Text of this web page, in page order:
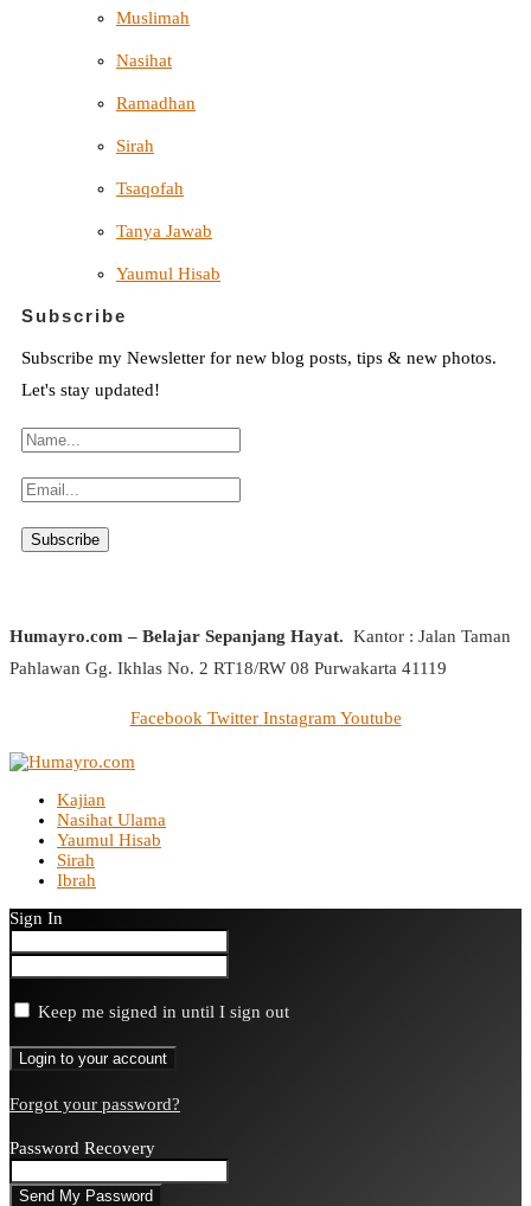
Muslimah
Nasihat
Ramadhan
Sirah
Tsaqofah
Tanya Jawab
Yaumul Hisab
Subscribe
Subscribe my Newsletter for new blog posts, tips & new photos.
Let's stay updated!
Humayro.com – Belajar Sepanjang Hayat. Kantor : Jalan Taman
Pahlawan Gg. Ikhlas No. 2 RT18/RW 08 Purwakarta 41119
Facebook Twitter Instagram Youtube
Kajian
Nasihat Ulama
Yaumul Hisab
Sirah
Ibrah
Sign In
Keep me signed in until I sign out
Forgot your password?
Password Recovery